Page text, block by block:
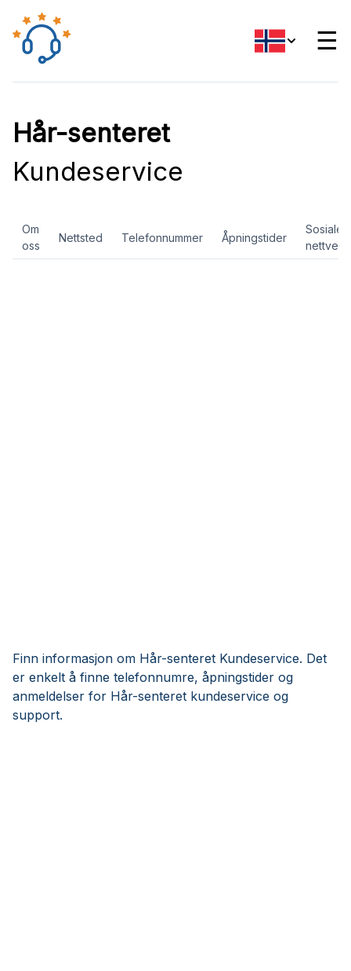
☰
Hår-senteret
Kundeservice
Om
oss
Nettsted Telefonnummer Åpningstider
Sosiale
nettverk
Finn informasjon om Hår-senteret Kundeservice. Det
er enkelt å finne telefonnumre, åpningstider og
anmeldelser for Hår-senteret kundeservice og
support.